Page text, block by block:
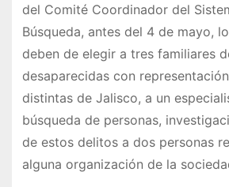
del Comité Coordinador del
Búsqueda, antes del 4 de mayo,
deben de elegir a tres familiares
desaparecidas con
distintas de Jalisco, a un
búsqueda de personas,
de estos delitos a dos personas
alguna organización de la